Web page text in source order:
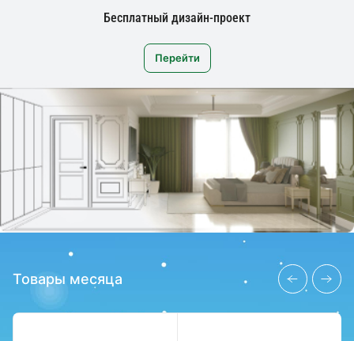
Перейти
Бесплатный дизайн-проект
Перейти
Товары месяца